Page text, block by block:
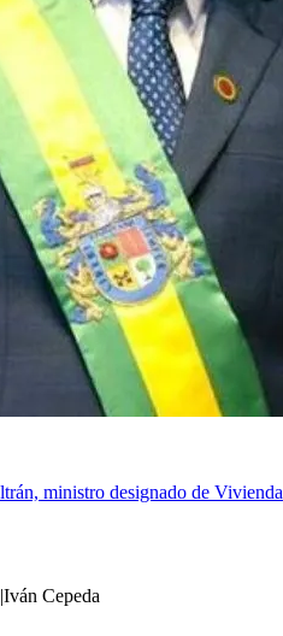
ministro designado de Vivienda
|Iván Cepeda